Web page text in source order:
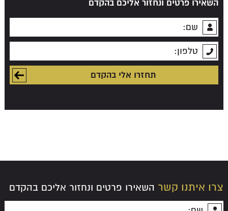
השאירו פרטים ונחזור אליכם בהקדם
צרו איתנו קשר השאירו פרטים ונחזור אליכם בהקדם